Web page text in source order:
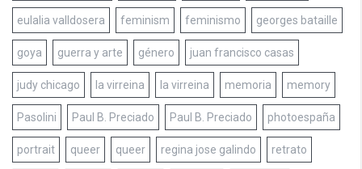
eulalia valldosera feminism feminismo georges bataille
goya guerra y arte género juan francisco casas
judy chicago la virreina la virreina memoria memory
Pasolini Paul B. Preciado Paul B. Preciado photoespaña
portrait queer queer regina jose galindo retrato